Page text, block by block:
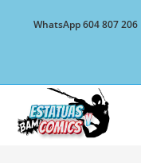
WhatsApp 604 807 206